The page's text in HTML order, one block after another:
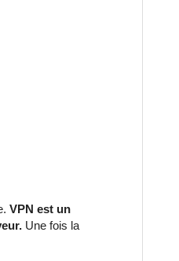
VPN est un
Une fois la